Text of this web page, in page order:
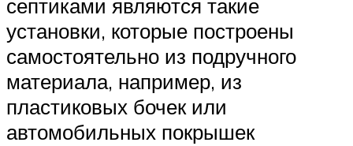
септиками являются такие
установки, которые построены
самостоятельно из подручного
материала, например, из
пластиковых бочек или
автомобильных покрышек